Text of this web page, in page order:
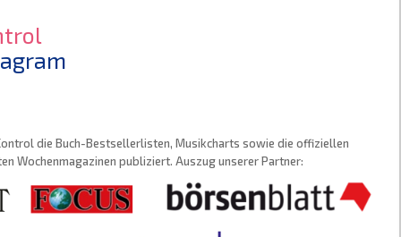
die Buch-Bestsellerlisten, Musikcharts sowie die offiziellen
Wochenmagazinen publiziert. Auszug unserer Partner: